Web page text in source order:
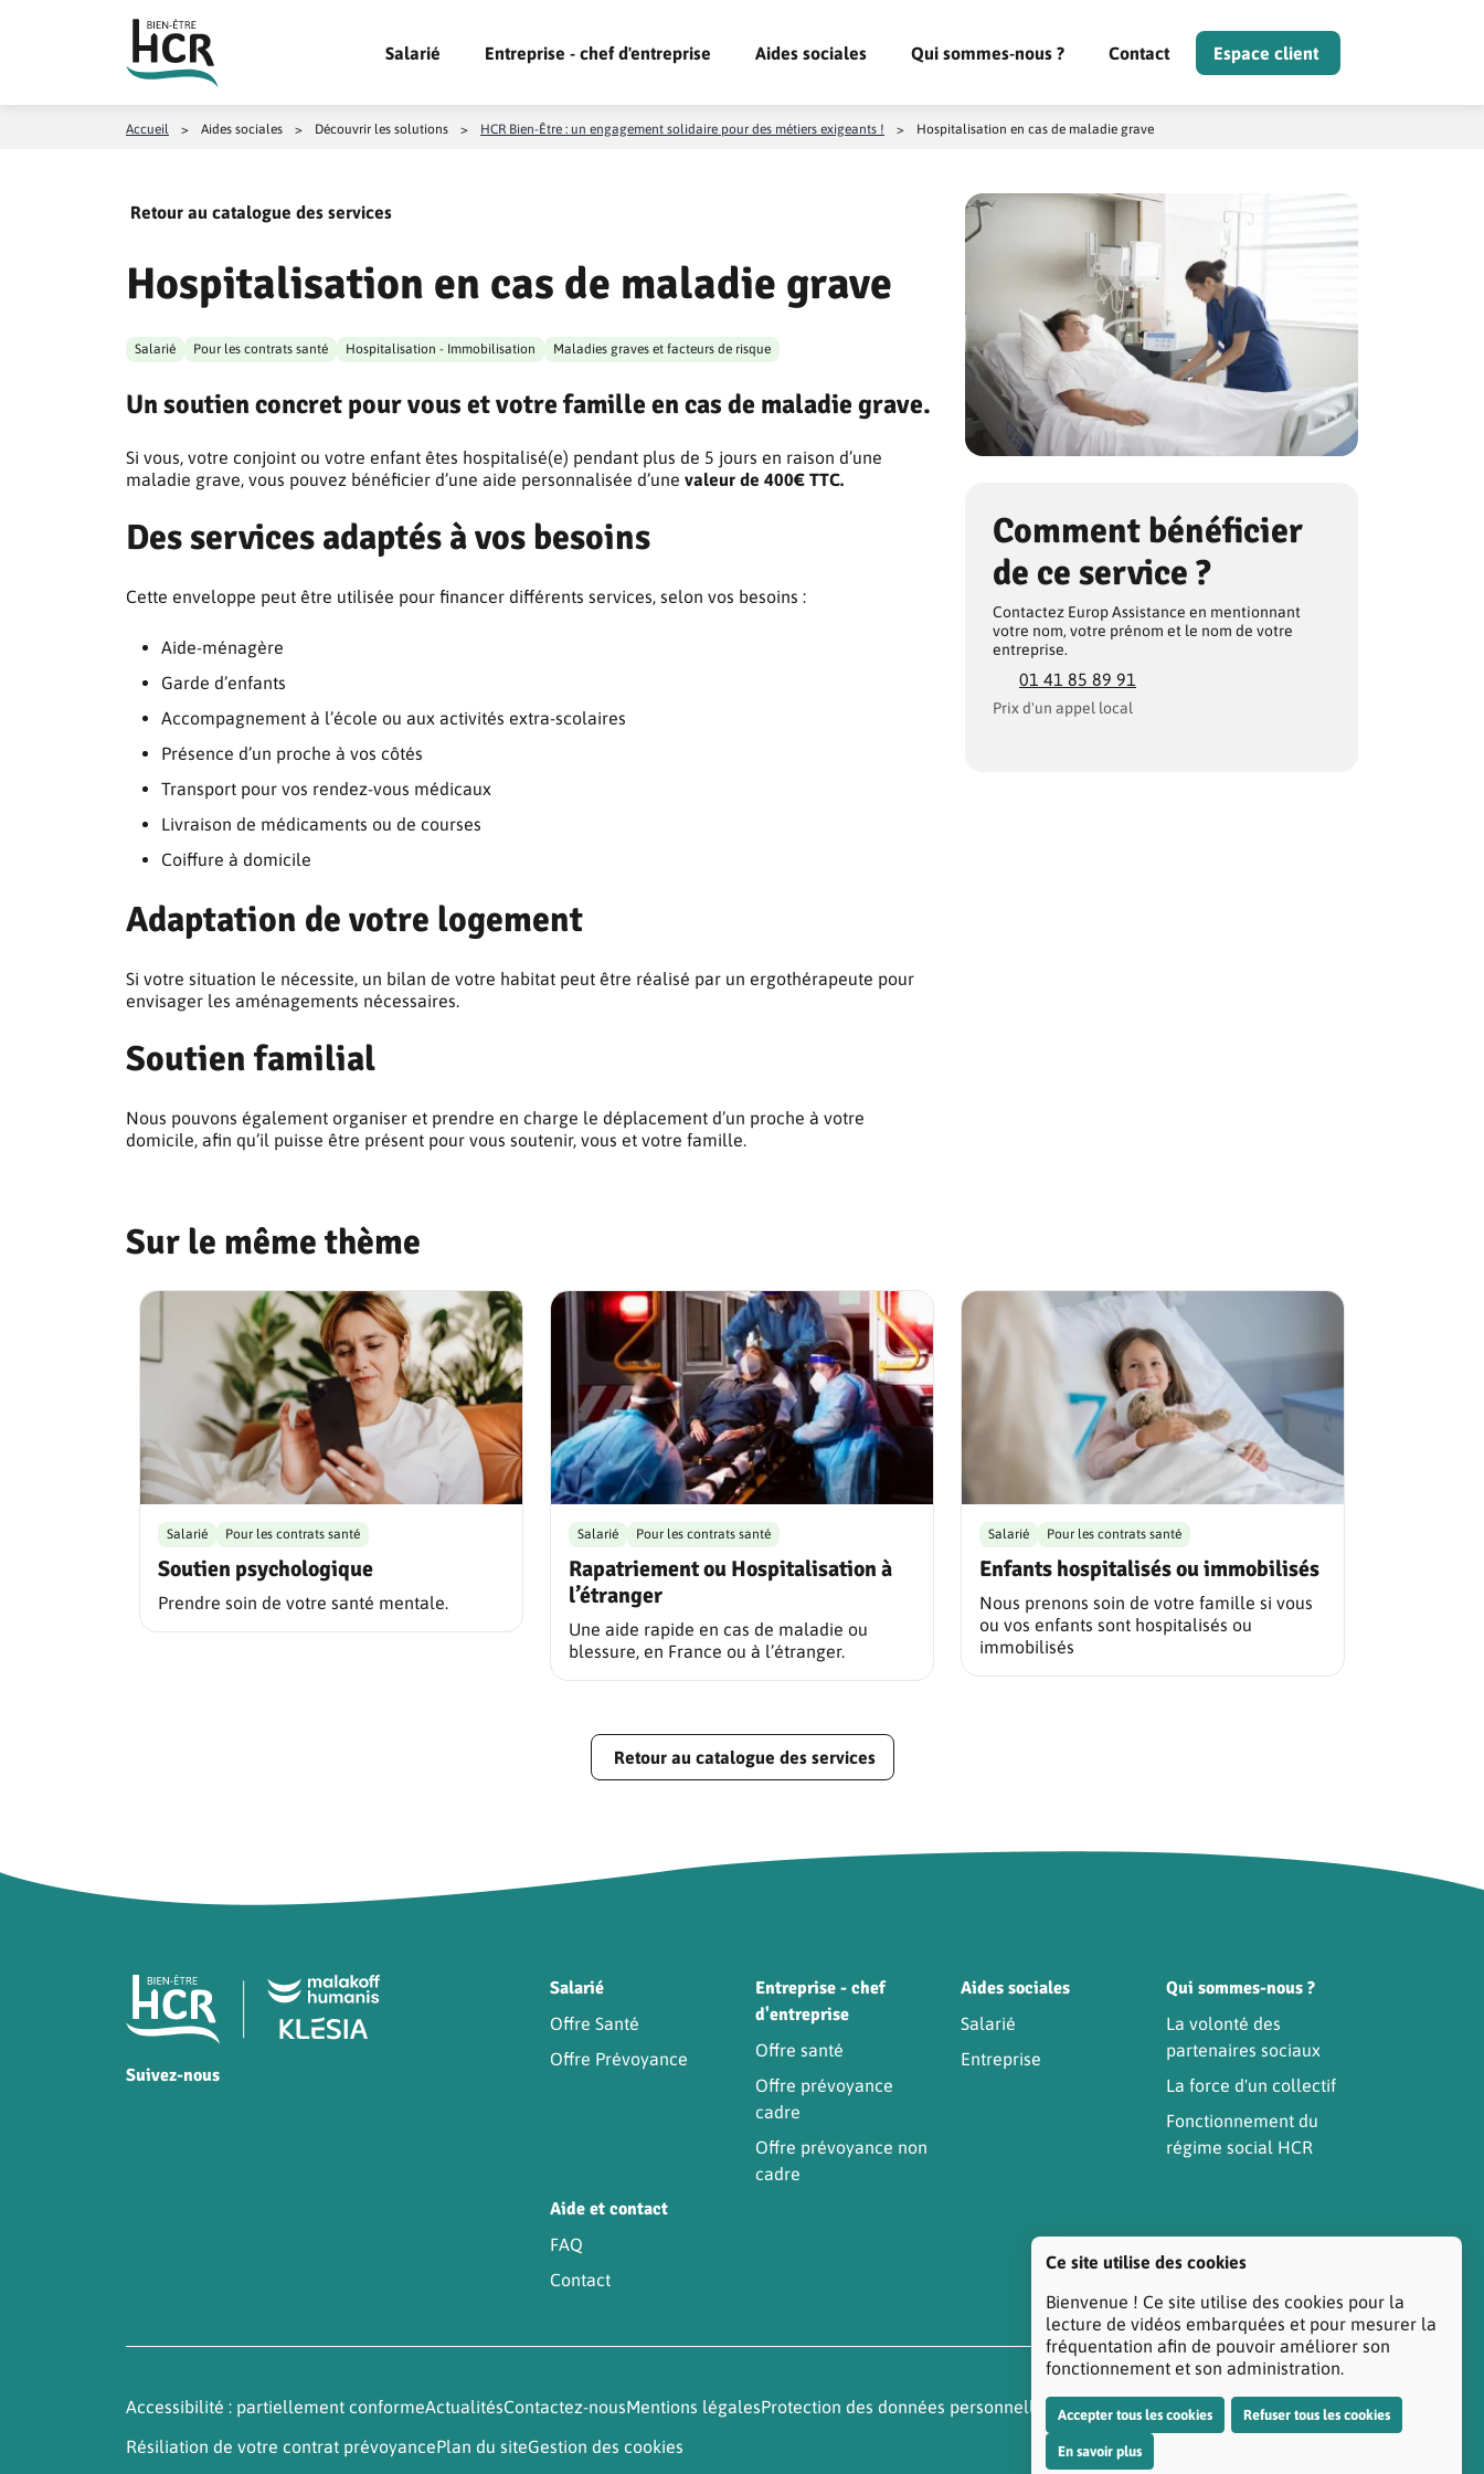
Ce site utilise des cookies
Bienvenue ! Ce site utilise des cookies pour la
lecture de vidéos embarquées et pour mesurer la
fréquentation afin de pouvoir améliorer son
fonctionnement et son administration.
Accepter tous les cookies Refuser tous les cookies
En savoir plus
Salarié Entreprise - chef d'entreprise Aides sociales Qui sommes-nous ? Contact Espace client
Accueil > Aides sociales > Découvrir les solutions > HCR Bien-Être : un engagement solidaire pour des métiers exigeants ! > Hospitalisation en cas de maladie grave
Retour au catalogue des services
Hospitalisation en cas de maladie grave
Salarié Pour les contrats santé Hospitalisation - Immobilisation Maladies graves et facteurs de risque
Un soutien concret pour vous et votre famille en cas de maladie grave.
Si vous, votre conjoint ou votre enfant êtes hospitalisé(e) pendant plus de 5 jours en raison d’une
maladie grave, vous pouvez bénéficier d’une aide personnalisée d’une valeur de 400€ TTC.
Des services adaptés à vos besoins
Cette enveloppe peut être utilisée pour financer différents services, selon vos besoins :
Aide-ménagère
Garde d’enfants
Accompagnement à l’école ou aux activités extra-scolaires
Présence d’un proche à vos côtés
Transport pour vos rendez-vous médicaux
Livraison de médicaments ou de courses
Coiffure à domicile
Adaptation de votre logement
Si votre situation le nécessite, un bilan de votre habitat peut être réalisé par un ergothérapeute pour
envisager les aménagements nécessaires.
Soutien familial
Nous pouvons également organiser et prendre en charge le déplacement d’un proche à votre
domicile, afin qu’il puisse être présent pour vous soutenir, vous et votre famille.
Comment bénéficier
de ce service ?
Contactez Europ Assistance en mentionnant
votre nom, votre prénom et le nom de votre
entreprise.
01 41 85 89 91
Prix d'un appel local
Sur le même thème
Soutien psychologique
Salarié Pour les contrats santé
Prendre soin de votre santé mentale.
Rapatriement ou Hospitalisation à
l’étranger
Salarié Pour les contrats santé
Une aide rapide en cas de maladie ou
blessure, en France ou à l’étranger.
Enfants hospitalisés ou immobilisés
Salarié Pour les contrats santé
Nous prenons soin de votre famille si vous
ou vos enfants sont hospitalisés ou
immobilisés
Retour au catalogue des services
Pied de page HCR Bien-Être
Suivez-nous
Salarié
Offre Santé
Offre Prévoyance
Entreprise - chef
d'entreprise
Offre santé
Offre prévoyance
cadre
Offre prévoyance non
cadre
Aides sociales
Salarié
Entreprise
Qui sommes-nous ?
La volonté des
partenaires sociaux
La force d'un collectif
Fonctionnement du
régime social HCR
Aide et contact
FAQ
Contact
Accessibilité : partiellement conformeActualitésContactez-nousMentions légalesProtection des données personnelles
Réclamation/Médiation Santé
Résiliation de votre contrat prévoyancePlan du siteGestion des cookies